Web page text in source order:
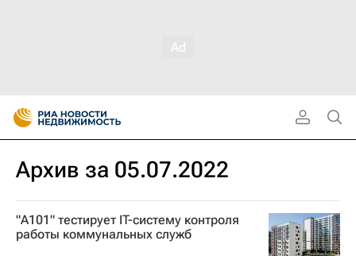
Архив за 05.07.2022
"А101" тестирует IT-систему контроля
работы коммунальных служб